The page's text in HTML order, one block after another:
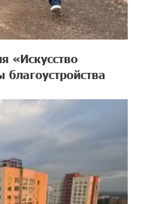
«Искусство
благоустройства